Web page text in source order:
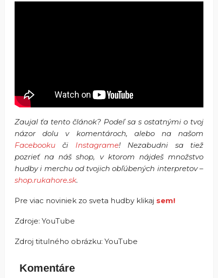
Zaujal ťa tento článok? Podeľ sa s ostatnými o tvoj
názor dolu v komentároch, alebo na našom
Facebooku či Instagrame! Nezabudni sa tiež
pozrieť na náš shop, v ktorom nájdeš množstvo
hudby i merchu od tvojich obľúbených interpretov –
shop.rukahore.sk.
Pre viac noviniek zo sveta hudby klikaj sem!
Zdroje: YouTube
Zdroj titulného obrázku: YouTube
Komentáre